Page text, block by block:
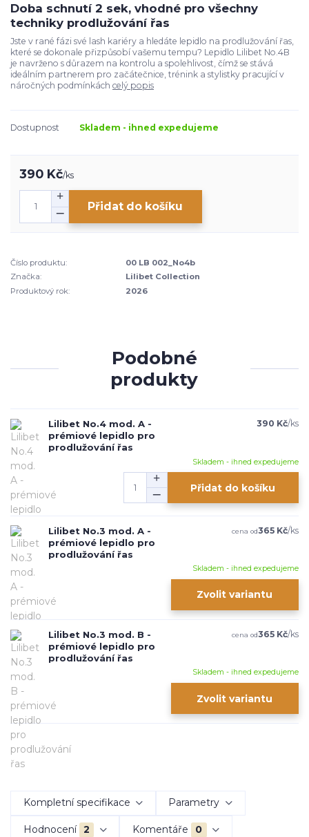
Doba schnutí 2 sek, vhodné pro všechny
techniky prodlužování řas
Jste v rané fázi své lash kariéry a hledáte lepidlo na prodlužování řas,
které se dokonale přizpůsobí vašemu tempu? Lepidlo Lilibet No.4B
je navrženo s důrazem na kontrolu a spolehlivost, čímž se stává
ideálním partnerem pro začátečnice, trénink a stylistky pracující v
náročných podmínkách celý popis
Dostupnost Skladem - ihned expedujeme
390 Kč/ks
Přidat do košíku
Číslo produktu:
00 LB 002_No4b
Značka:
Lilibet Collection
Produktový rok:
2026
Podobné
produkty
Lilibet No.4 mod. A -
prémiové lepidlo pro
prodlužování řas
390 Kč/ks
Skladem - ihned expedujeme
Přidat do košíku
Lilibet No.3 mod. A -
prémiové lepidlo pro
prodlužování řas
cena od365 Kč/ks
Skladem - ihned expedujeme
Zvolit variantu
Lilibet No.3 mod. B -
prémiové lepidlo pro
prodlužování řas
cena od365 Kč/ks
Skladem - ihned expedujeme
Zvolit variantu
Kompletní specifikace Parametry
Hodnocení 2 Komentáře 0